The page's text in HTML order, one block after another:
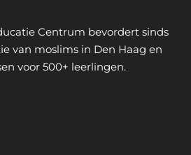
Centrum bevordert sinds
van moslims in Den Haag en
voor 500+ leerlingen.